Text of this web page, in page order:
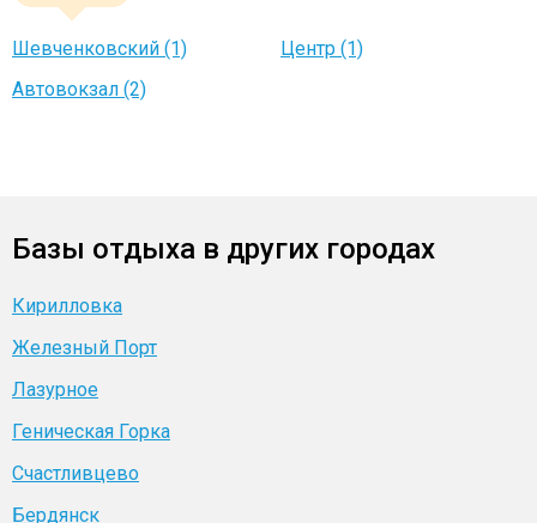
Шевченковский (1)
Центр (1)
Автовокзал (2)
Базы отдыха в других городах
Кирилловка
Железный Порт
Лазурное
Геническая Горка
Счастливцево
Бердянск